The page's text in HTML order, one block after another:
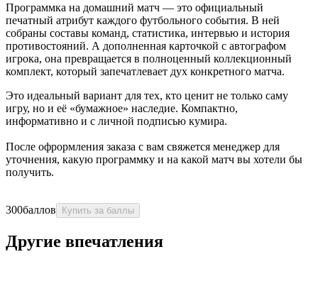
Программка на домашний матч — это официальный
печатный атрибут каждого футбольного события. В ней
собраны составы команд, статистика, интервью и история
противостояний. А дополненная карточкой с автографом
игрока, она превращается в полноценный коллекционный
комплект, который запечатлевает дух конкретного матча.
Это идеальный вариант для тех, кто ценит не только саму
игру, но и её «бумажное» наследие. Компактно,
информативно и с личной подписью кумира.
После офрормления заказа с вам свяжется менеджер для
уточнения, какую программку и на какой матч вы хотели бы
получить.
300баллов Купить за баллы
Другие впечатления